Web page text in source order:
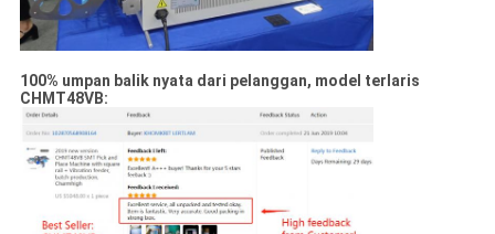
100% umpan balik nyata dari pelanggan, model terlaris
CHMT48VB: